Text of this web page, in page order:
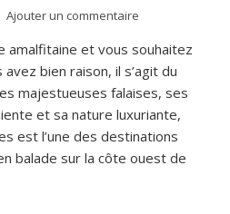
Ajouter un commentaire
amalfitaine et vous souhaitez
avez bien raison, il s’agit du
majestueuses falaises, ses
et sa nature luxuriante,
est l’une des destinations
balade sur la côte ouest de